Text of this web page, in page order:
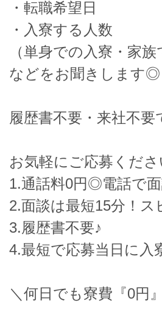
・転職希望日
・入寮する人数
（単身での入寮・家族
などをお聞きします◎
履歴書不要・来社不
お気軽にご応募くださ
1.通話料0円◎電話で
2.面談は最短15分！ス
3.履歴書不要♪
4.最短で応募当日に入
＼何日でも寮費『0円